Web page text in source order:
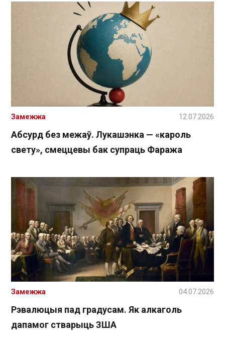
Абсурд без межаў. Лукашэнка — «кароль
свету», смеццевы бак супраць Фаража
Замежжа 12.07.2026
Рэвалюцыя пад градусам. Як алкаголь
дапамог стварыць ЗША
Замежжа 04.07.2026